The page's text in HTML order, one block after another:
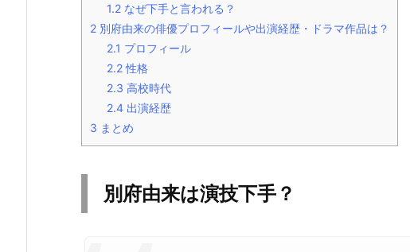
1.2 なぜ下手と言われる？
2 別府由来の俳優プロフィールや出演経歴・ドラマ作品は？
2.1 プロフィール
2.2性格
2.3 高校時代
2.4 出演経歴
3 まとめ
別府由来は演技下手？